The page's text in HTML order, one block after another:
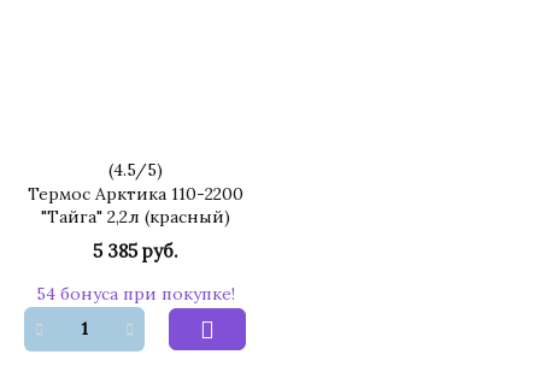
(4.5/5)
Термос Арктика 110-2200
"Тайга" 2,2л (красный)
5 385 руб.
54 бонуса при покупке!